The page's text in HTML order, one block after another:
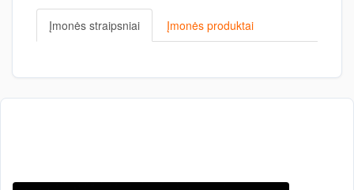
Įmonės straipsniai Įmonės produktai